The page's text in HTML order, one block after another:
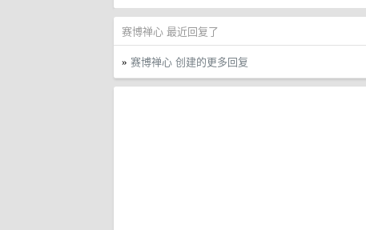
赛博禅心 最近回复了
» 赛博禅心 创建的更多回复